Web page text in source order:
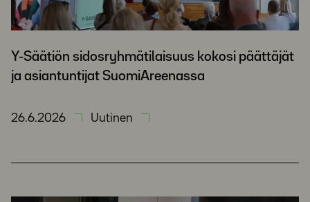
Y-Säätiön sidosryhmätilaisuus kokosi päättäjät
ja asiantuntijat SuomiAreenassa
26.6.2026 Uutinen